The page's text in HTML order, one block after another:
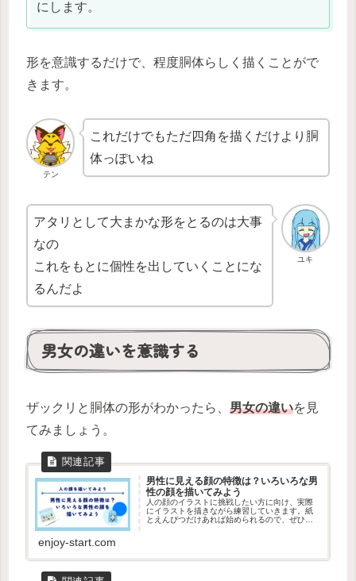
にします。
形を意識するだけで、程度胴体らしく描くことがで
きます。
テン
これだけでもただ四角を描くだけより胴
体っぽいね
ユキ
アタリとして大まかな形をとるのは大事
なの
これをもとに個性を出していくことにな
るんだよ
男女の違いを意識する
ザックリと胴体の形がわかったら、 男女の違いを見
てみましょう。
男性に見える顔の特徴は？いろいろな男
性の顔を描いてみよう
人の顔のイラストに挑戦したい方に向け、実際
にイラストを描きながら練習していきます。紙
とえんぴつだけあれば始められるので、ぜひや
enjoy-start.com